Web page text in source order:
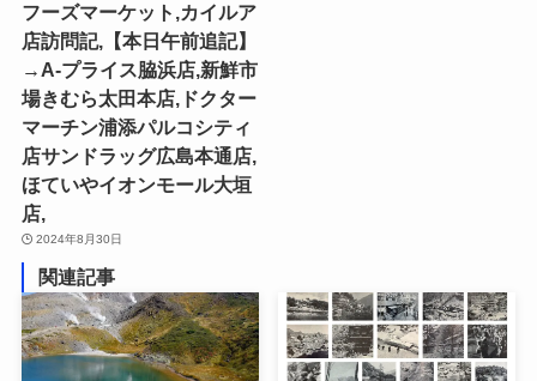
フーズマーケット,カイルア
店訪問記,【本日午前追記】
→A-プライス脇浜店,新鮮市
場きむら太田本店,ドクター
マーチン浦添パルコシティ
店サンドラッグ広島本通店,
ほていやイオンモール大垣
店,
2024年8月30日
関連記事